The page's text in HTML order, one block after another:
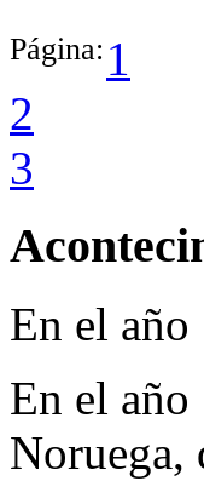
Página: 1
2
3
En el año
En el año
Noruega,